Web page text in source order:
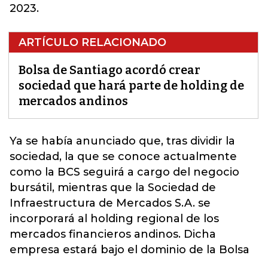
2023.
ARTÍCULO RELACIONADO
Bolsa de Santiago acordó crear
sociedad que hará parte de holding de
mercados andinos
Ya se había anunciado que, tras dividir la
sociedad, la que se conoce actualmente
como la BCS seguirá a cargo del negocio
bursátil, mientras que la Sociedad de
Infraestructura de Mercados S.A. se
incorporará al holding regional de los
mercados financieros andinos. Dicha
empresa estará bajo el dominio de la Bolsa